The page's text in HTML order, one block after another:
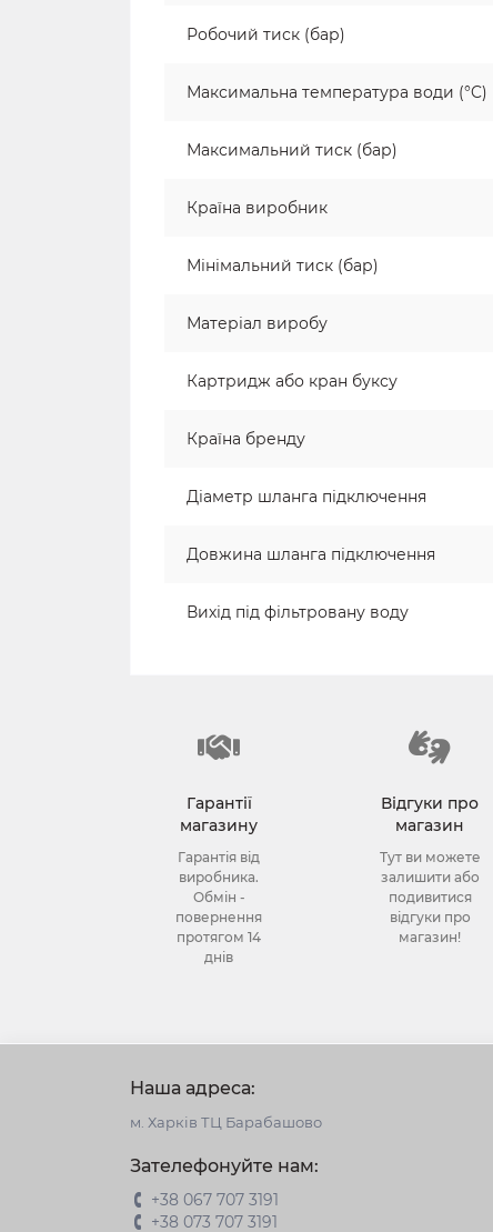
Робочий тиск (бар)
Максимальна температура води (°C)
Максимальний тиск (бар)
Країна виробник
Мінімальний тиск (бар)
Матеріал виробу
Картридж або кран буксу
Країна бренду
Діаметр шланга підключення
Довжина шланга підключення
Вихід під фільтровану воду
Гарантії
магазину
Гарантія від
виробника.
Обмін -
повернення
протягом 14
днів
Відгуки про
магазин
Тут ви можете
залишити або
подивитися
відгуки про
магазин!
Наша адреса:
м. Харків ТЦ Барабашово
Зателефонуйте нам:
+38 067 707 3191
+38 073 707 3191